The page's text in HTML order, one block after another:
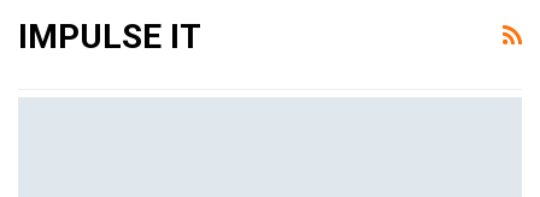
IMPULSE IT